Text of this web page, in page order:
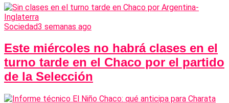
Sociedad3 semanas ago
Este miércoles no habrá clases en el
turno tarde en el Chaco por el partido
de la Selección